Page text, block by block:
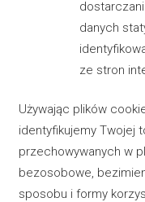
danych
ze stron
Używając plików
identyfikujemy Twojej
przechowywanych w
bezosobowe,
sposobu i formy